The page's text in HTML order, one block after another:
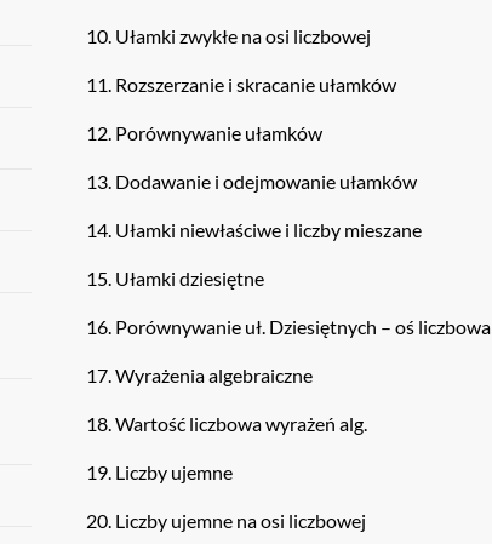
10. Ułamki zwykłe na osi liczbowej
11. Rozszerzanie i skracanie ułamków
12. Porównywanie ułamków
13. Dodawanie i odejmowanie ułamków
14. Ułamki niewłaściwe i liczby mieszane
15. Ułamki dziesiętne
16. Porównywanie uł. Dziesiętnych – oś liczbowa
17. Wyrażenia algebraiczne
18. Wartość liczbowa wyrażeń alg.
19. Liczby ujemne
20. Liczby ujemne na osi liczbowej